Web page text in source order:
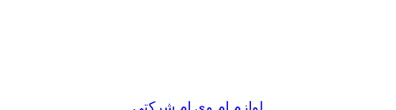
لوازم ام وی ام شرکتی